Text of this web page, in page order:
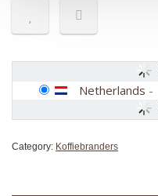
Netherlands -
Category: Koffiebranders